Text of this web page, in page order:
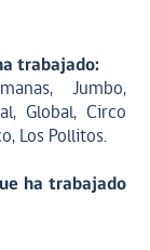
trabajado:
Jumbo,
Global, Circo
Los Pollitos.
ha trabajado